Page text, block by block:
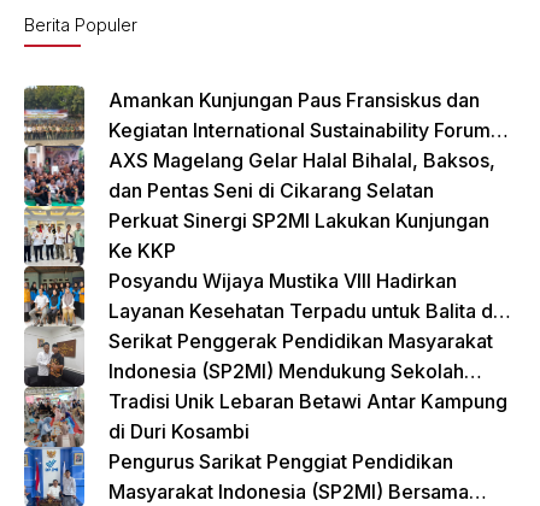
o
o
k
Berita Populer
Amankan Kunjungan Paus Fransiskus dan
Kegiatan International Sustainability Forum
(ISF) 2024 TNI-Polri Gelar Apel Pasukan
Gabungan
AXS Magelang Gelar Halal Bihalal, Baksos,
dan Pentas Seni di Cikarang Selatan
Perkuat Sinergi SP2MI Lakukan Kunjungan
Ke KKP
Posyandu Wijaya Mustika VIII Hadirkan
Layanan Kesehatan Terpadu untuk Balita dan
Lansia
Serikat Penggerak Pendidikan Masyarakat
Indonesia (SP2MI) Mendukung Sekolah
Rakyat yang Digagas oleh Kemensos
Tradisi Unik Lebaran Betawi Antar Kampung
di Duri Kosambi
Pengurus Sarikat Penggiat Pendidikan
Masyarakat Indonesia (SP2MI) Bersama